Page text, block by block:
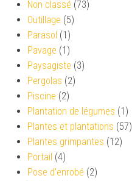
Non classé (73)
Outillage (5)
Parasol (1)
Pavage (1)
Paysagiste (3)
Pergolas (2)
Piscine (2)
Plantation de légumes (1)
Plantes et plantations (57)
Plantes grimpantes (12)
Portail (4)
Pose d'enrobé (2)